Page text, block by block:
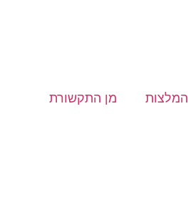
המלצות מן התקשורת